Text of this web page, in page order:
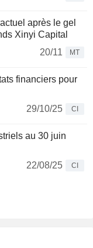
après le gel
Xinyi Capital
20/11
MT
financiers pour
29/10/25
CI
au 30 juin
22/08/25
CI